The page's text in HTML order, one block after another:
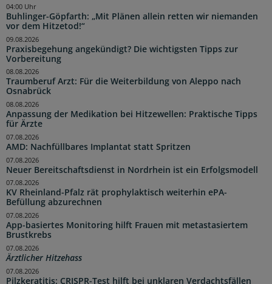
Buhlinger-Göpfarth: „Mit Plänen allein retten wir niemanden
vor dem Hitzetod!“
04:00 Uhr
Praxisbegehung angekündigt? Die wichtigsten Tipps zur
Vorbereitung
09.08.2026
Traumberuf Arzt: Für die Weiterbildung von Aleppo nach
Osnabrück
08.08.2026
Anpassung der Medikation bei Hitzewellen: Praktische Tipps
für Ärzte
08.08.2026
AMD: Nachfüllbares Implantat statt Spritzen
07.08.2026
Neuer Bereitschaftsdienst in Nordrhein ist ein Erfolgsmodell
07.08.2026
KV Rheinland-Pfalz rät prophylaktisch weiterhin ePA-
Befüllung abzurechnen
07.08.2026
App-basiertes Monitoring hilft Frauen mit metastasiertem
Brustkrebs
07.08.2026
Ärztlicher Hitzehass
07.08.2026
Pilzkeratitis: CRISPR-Test hilft bei unklaren Verdachtsfällen
07.08.2026